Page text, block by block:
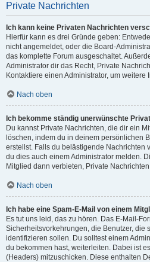
Private Nachrichten
Ich kann keine Privaten Nachrichten
Hierfür kann es drei Gründe geben:
nicht angemeldet, oder die Board-
das komplette Forum ausgeschaltet.
Administrator dir das Recht, Private
Kontaktiere einen Administrator, um weitere
Nach oben
Ich bekomme ständig unerwünschte
Du kannst Private Nachrichten, die dir ein
löschen, indem du in deinem persönlichen
erstellst. Falls du belästigende Nachrichten
du dies auch einem Administrator melden.
Mitglied dann verbieten, Private
Nach oben
Ich habe eine Spam-E-Mail von einem
Es tut uns leid, das zu hören. Das E-Mail-
Sicherheitsvorkehrungen, die Benutzer, die
identifizieren sollen. Du solltest einem
du bekommen hast, weiterleiten. Dabei ist
(Headers) mitzuschicken. Diese enthalten